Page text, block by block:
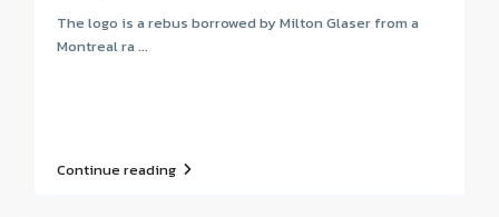
The logo is a rebus borrowed by Milton Glaser from a
Montreal ra ...
Continue reading